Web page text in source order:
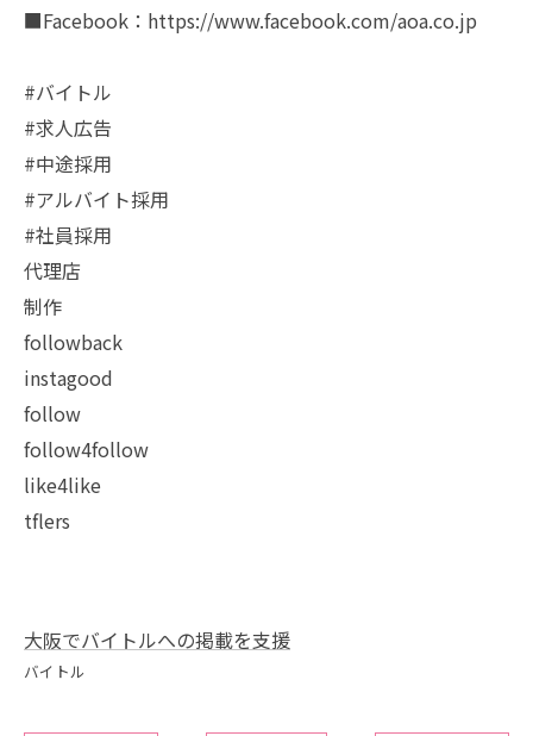
■Facebook：https://www.facebook.com/aoa.co.jp
#バイトル
#求人広告
#中途採用
#アルバイト採用
#社員採用
代理店
制作
followback
instagood
follow
follow4follow
like4like
tflers
大阪でバイトルへの掲載を支援
バイトル